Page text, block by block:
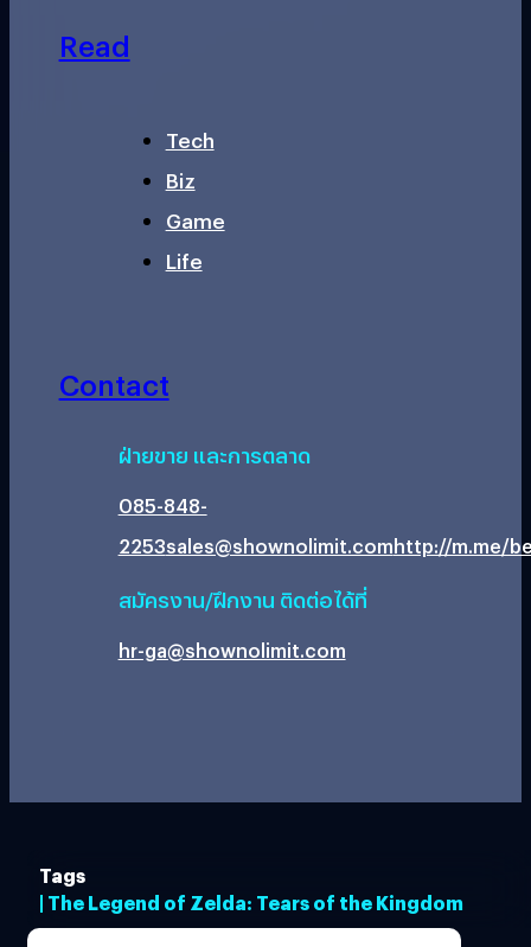
Read
Tech
Biz
Game
Life
Contact
ฝ่ายขาย และการตลาด
085-848-
2253sales@shownolimit.comhttp://m.me/
สมัครงาน/ฝึกงาน ติดต่อได้ที่
hr-ga@shownolimit.com
Tags
| The Legend of Zelda: Tears of the Kingdom